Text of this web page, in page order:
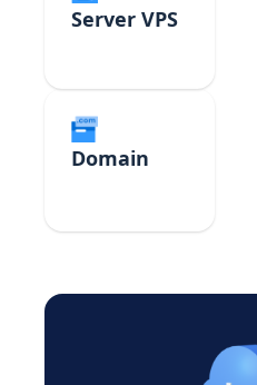
Server VPS
Domain